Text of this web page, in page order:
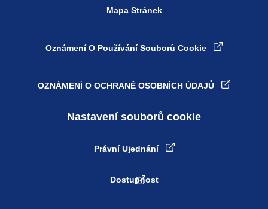
Mapa Stránek
Oznámení O Používání Souborů Cookie
OZNÁMENÍ O OCHRANĚ OSOBNÍCH ÚDAJŮ
Nastavení souborů cookie
Právní Ujednání
Dostupnost